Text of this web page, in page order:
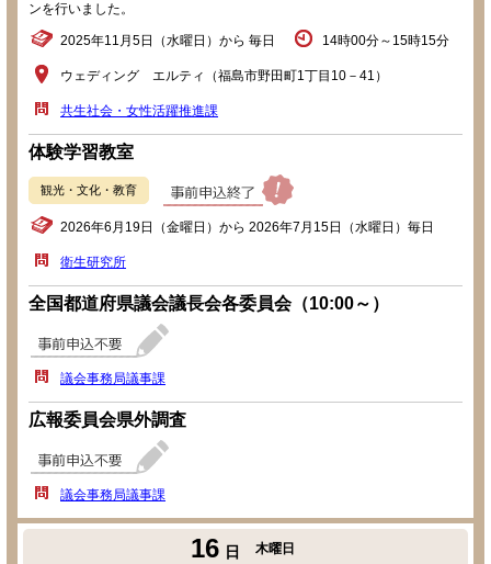
ンを行いました。
2025年11月5日（水曜日）から 毎日 14時00分～15時15分
ウェディング エルティ（福島市野田町1丁目10－41）
共生社会・女性活躍推進課
体験学習教室
観光・文化・教育
2026年6月19日（金曜日）から 2026年7月15日（水曜日）毎日
衛生研究所
全国都道府県議会議長会各委員会（10:00～）
議会事務局議事課
広報委員会県外調査
議会事務局議事課
16 日 木曜日